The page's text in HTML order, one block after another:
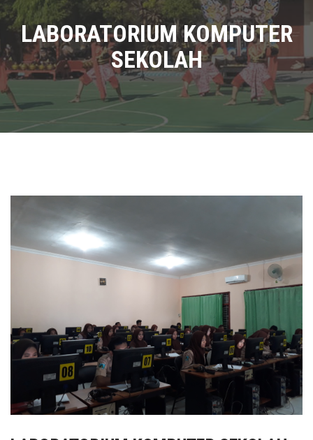
LABORATORIUM KOMPUTER
SEKOLAH